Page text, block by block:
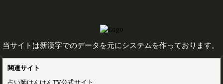
当サイトは新漢字でのデータを元にシステムを作っております。
関連サイト
占い師けんけんTV公式サイト